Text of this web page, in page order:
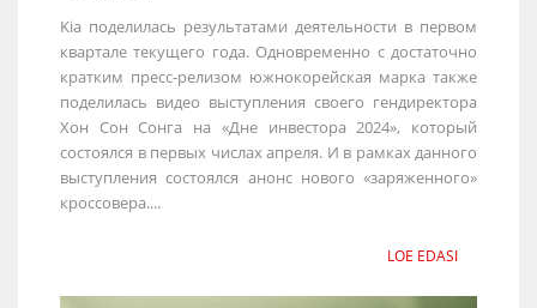
Kia поделилась результатами деятельности в первом
квартале текущего года. Одновременно с достаточно
кратким пресс-релизом южнокорейская марка также
поделилась видео выступления своего гендиректора
Хон Сон Сонга на «Дне инвестора 2024», который
состоялся в первых числах апреля. И в рамках данного
выступления состоялся анонс нового «заряженного»
кроссовера....
LOE EDASI